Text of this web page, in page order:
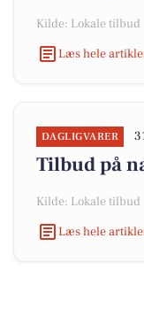
Kilde: Lokale tilbud
Læs hele
DAGLIGVARER
Tilbud på
Kilde: Lokale tilbud
Læs hele